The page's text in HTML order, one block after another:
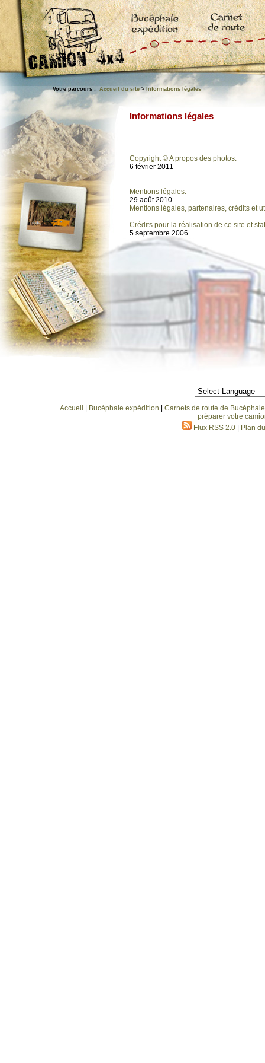
Votre parcours : Accueil du site> Informations légales
Informations légales
Copyright © A propos des photos.
6 février 2011
Mentions légales.
29 août 2010
Mentions légales, partenaires, crédits et
Crédits pour la réalisation de ce site et
5 septembre 2006
Accueil Bucéphale expédition
Carnets de route de
préparer votre
Flux RSS 2.0
Plan